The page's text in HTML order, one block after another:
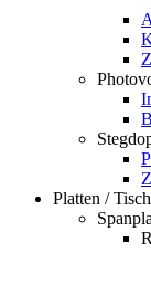
Platten /